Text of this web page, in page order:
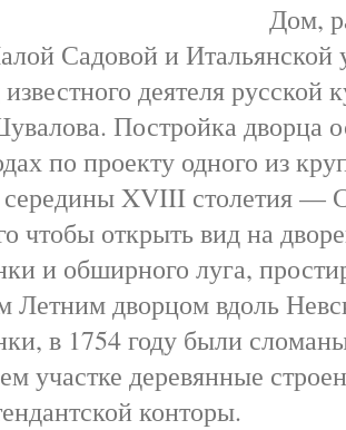
Дом,
Садовой и
деятеля
Постройка дворца
по проекту одного из
середины XVIII столетия —
чтобы открыть вид на
и обширного луга,
Летним дворцом вдоль
в 1754 году были
участке деревянные
конторы.